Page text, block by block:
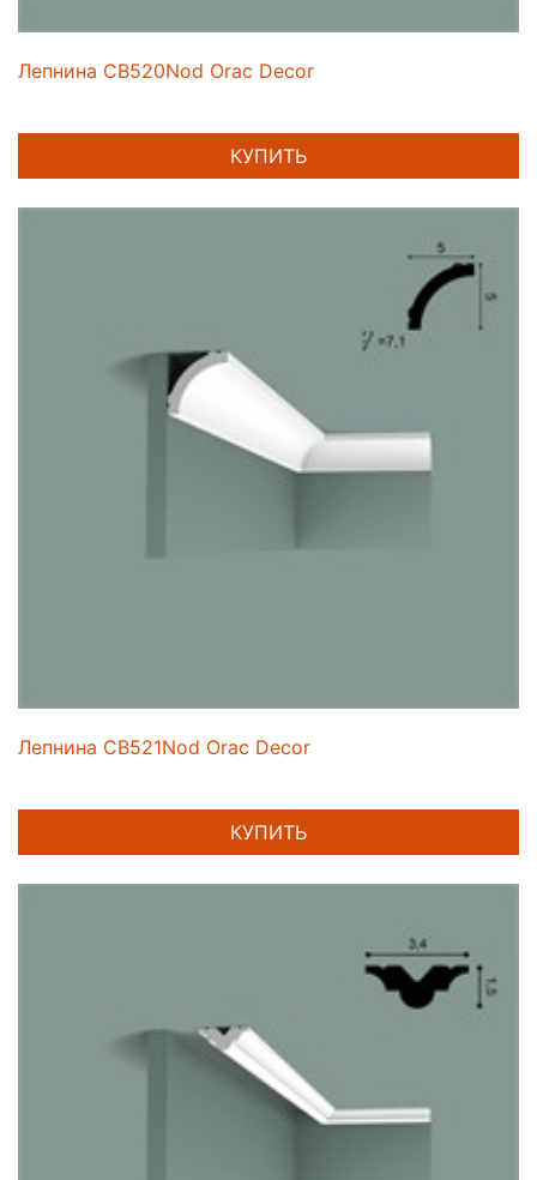
Лепнина CB520Nod Orac Decor
КУПИТЬ
Лепнина CB521Nod Orac Decor
КУПИТЬ